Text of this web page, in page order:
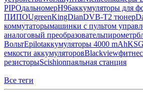
PIPOдальномерH96аккумуляторы для
ПИПОUgreenKingDianDVB-T2 тюнер
коммутаторымашинки с пультом
аналоговый преобразовательпирометр
ВольтEpilotаккумуляторы 4000 mAh
емкости аккумуляторовBlackview
резисторыScishionпаяльная станция
Все теги